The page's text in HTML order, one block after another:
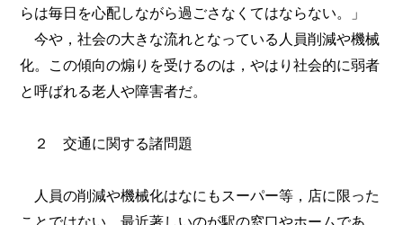
らは毎日を心配しながら過ごさなくてはならない。」
今や，社会の大きな流れとなっている人員削減や機械
化。この傾向の煽りを受けるのは，やはり社会的に弱者
と呼ばれる老人や障害者だ。
２ 交通に関する諸問題
人員の削減や機械化はなにもスーパー等，店に限った
ことではない。最近著しいのが駅の窓口やホームであ